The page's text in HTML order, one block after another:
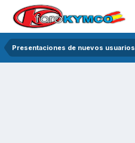
Presentaciones de nuevos usuarios